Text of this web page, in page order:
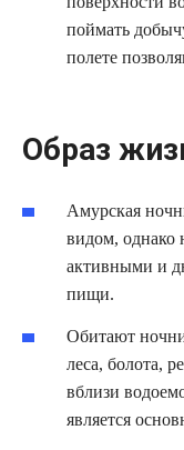
поймать
полете
Образ
Амурская
видом, однако
активными и
пищи.
Обитают
леса, болота,
вблизи
является